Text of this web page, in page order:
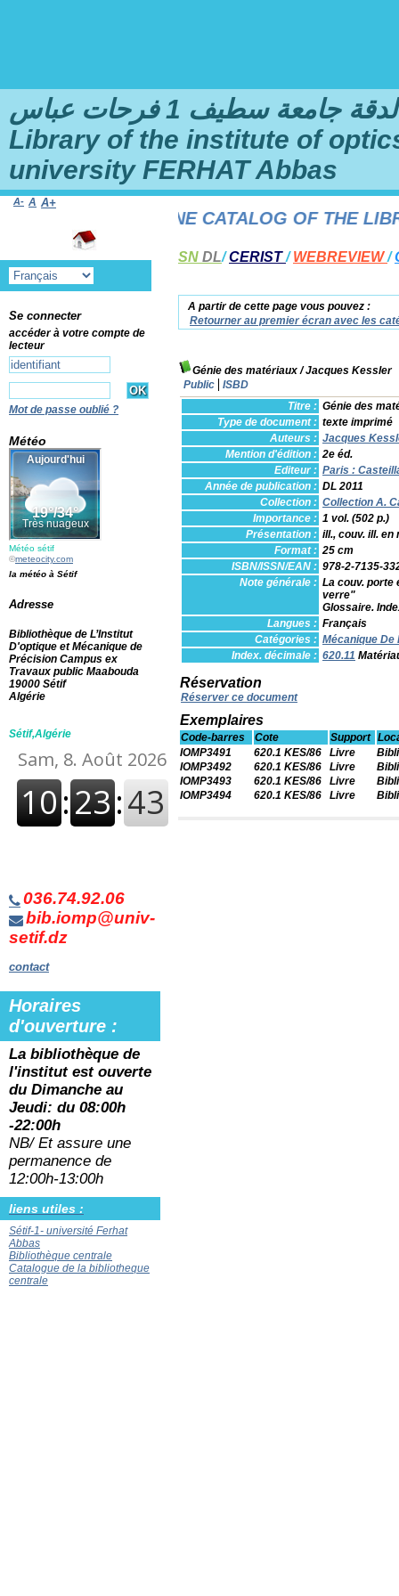
سطيف 1 فرحات عباس
Library of the institute of
university FERHAT Abbas
SN DL/CERIST/WEBREVIEW/
A partir de cette page vous pouvez :
Retourner au premier écran avec les
Génie des matériaux/ Jacques Kessler
Public
ISBD
Titre : Génie des
Type de document : texte imprimé
Auteurs : Jacques
Mention d'édition : 2e éd.
Editeur : Paris :
Année de publication : DL 2011
Collection : Collection A.
Importance : 1 vol. (502 p.)
Présentation : ill., couv. ill. en
Format : 25 cm
ISBN/ISSN/EAN : 978-2-7135-
Note générale : La couv. porte
verre"
Glossaire.
Langues : Français
Catégories : Mécanique De
Index. décimale : 620.11
Réservation
Réserver ce document
Exemplaires
Code-barres Cote Support
IOMP3491
620.1 KES/86 Livre
IOMP3492
620.1 KES/86 Livre
IOMP3493
620.1 KES/86 Livre
IOMP3494
620.1 KES/86 Livre
TO THE ONLINE CATALOG OF THE
A- A A+
Se connecter
accéder à votre compte de
lecteur
Mot de passe oublié ?
Météo
Météo sétif
©meteocity.com
la météo à Sétif
Adresse
Bibliothèque de L’Institut
D'optique et Mécanique de
Précision Campus ex
Travaux public Maabouda
19000 Sétif
Algérie
Sétif,Algérie
036.74.92.06
bib.iomp@univ-
setif.dz
contact
Horaires
d'ouverture :
La bibliothèque de
l'institut est ouverte
du Dimanche au
Jeudi: du 08:00h
-22:00h
NB/ Et assure une
permanence de
12:00h-13:00h
liens utiles :
Sétif-1- université Ferhat
Abbas
Bibliothèque centrale
Catalogue de la bibliotheque
centrale